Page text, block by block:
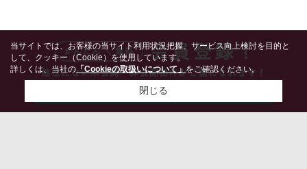
当サイトでは、お客様の当サイト利用状況把握、サービス向上検討を目的と
して、クッキー（Cookie）を使用しています。
詳しくは、当社の「Cookieの取扱いについて」をご確認ください。
閉じる